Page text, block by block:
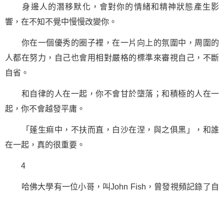
身邊人的潛移默化，會對你的情緒和精神狀態產生影
響，在不知不覺中慢慢改變你。
你在一個優秀的圈子裡，在一片向上的氛圍中，周圍的
人都在努力，自己也會用相對嚴格的標準來審視自己，不斷
自省。
和自律的人在一起，你不會甘於墮落；和積極的人在一
起，你不會越發平庸。
「蓬生痲中，不扶而直，白沙在涅，與之俱黑」，和誰
在一起，真的很重要。
4
哈佛大學有一位小哥，叫John Fish，曾發視頻記錄了自